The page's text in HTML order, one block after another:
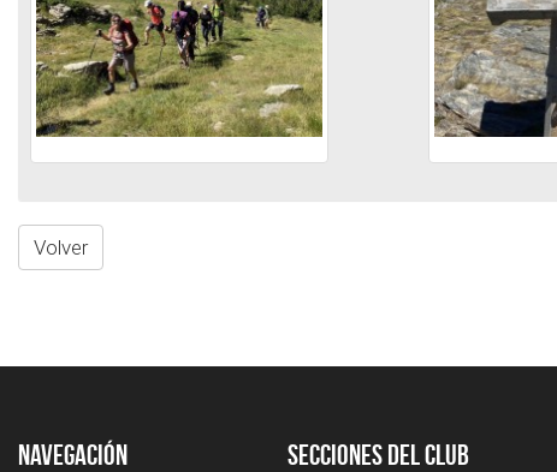
Volver
Navegación Secciones del club